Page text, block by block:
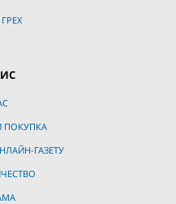
ПОКУПКА
ГАЗЕТУ